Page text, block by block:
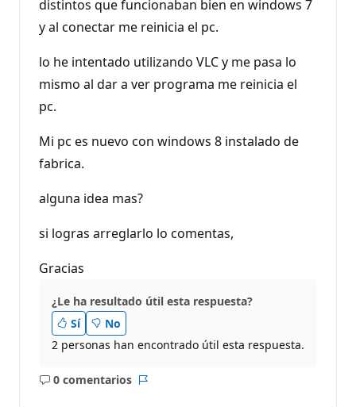
distintos que funcionaban bien en windows 7
y al conectar me reinicia el pc.
lo he intentado utilizando VLC y me pasa lo
mismo al dar a ver programa me reinicia el
pc.
Mi pc es nuevo con windows 8 instalado de
fabrica.
alguna idea mas?
si logras arreglarlo lo comentas,
Gracias
¿Le ha resultado útil esta respuesta?
Sí
No
2 personas han encontrado útil esta respuesta.
0 comentarios
No